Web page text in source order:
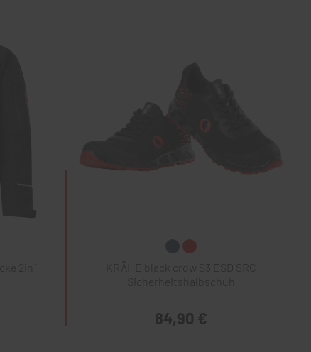
2in1
KRÄHE black crow S3 ESD SRC
Sicherheitshalbschuh
84,90 €